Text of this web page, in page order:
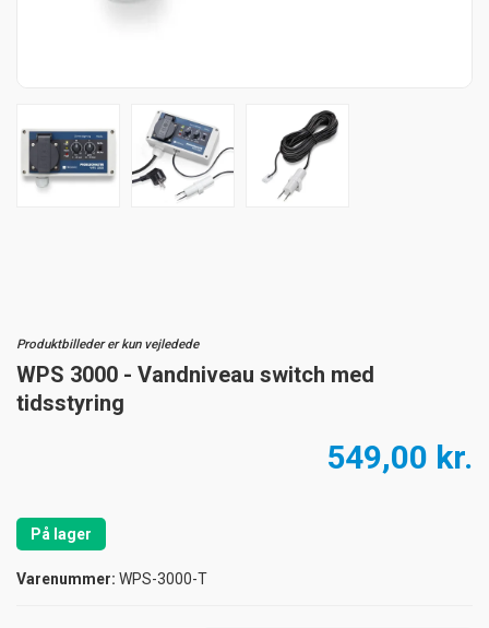
Produktbilleder er kun vejledede
WPS 3000 - Vandniveau switch med
tidsstyring
549,00 kr.
På lager
Varenummer: WPS-3000-T